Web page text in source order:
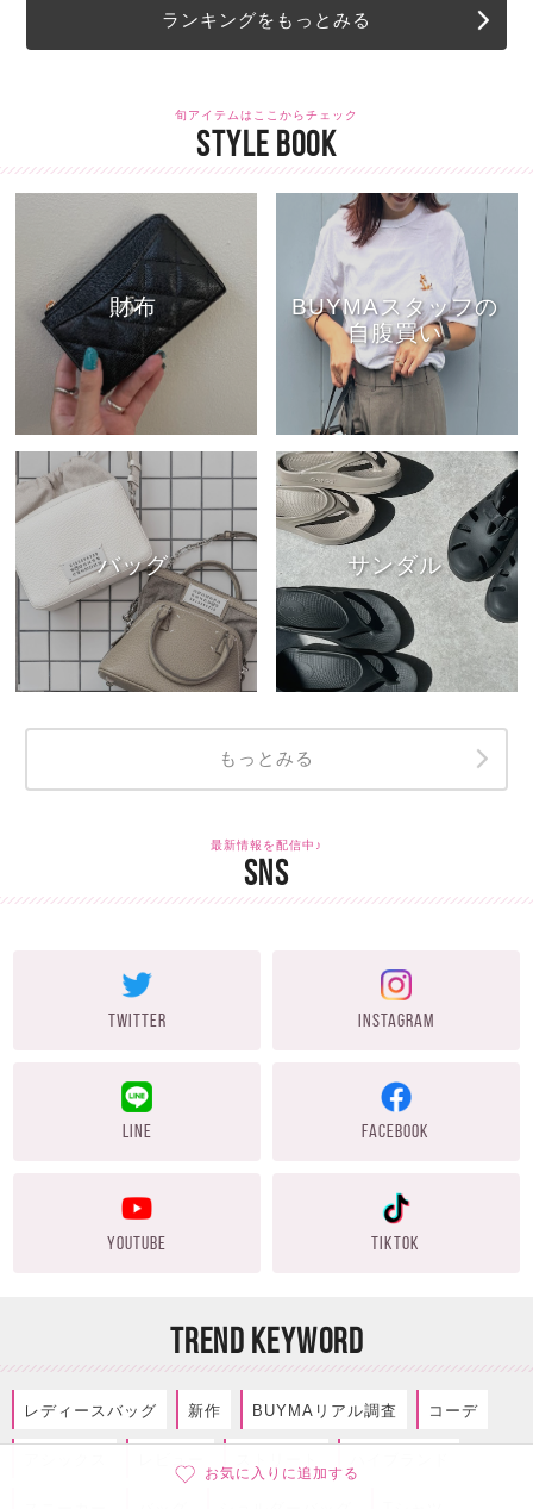
お気に入りに追加する
ランキングをもっとみる
旬アイテムはここからチェック
STYLE BOOK
財布
BUYMAスタッフの
自腹買い
バッグ サンダル
もっとみる
最新情報を配信中♪
SNS
TWITTER INSTAGRAM
LINE FACEBOOK
YOUTUBE TIKTOK
TREND KEYWORD
レディースバッグ 新作 BUYMAリアル調査 コーデ